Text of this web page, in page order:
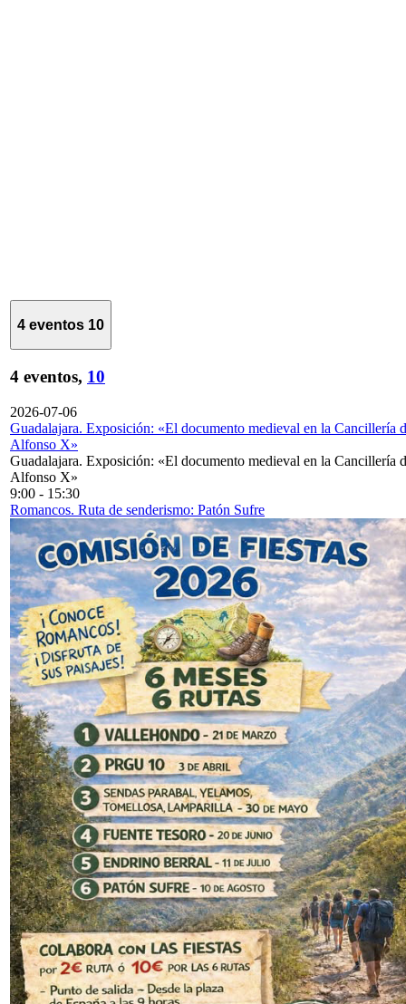
4 eventos 10
4 eventos, 10
2026-07-06
Guadalajara. Exposición: «El documento medieval en la Cancillería
Alfonso X»
Guadalajara. Exposición: «El documento medieval en la Cancillería
Alfonso X»
9:00 - 15:30
Romancos. Ruta de senderismo: Patón Sufre